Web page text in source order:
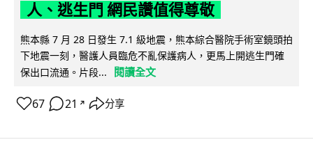
人、逃生門 網民讚值得尊敬
熊本縣 7 月 28 日發生 7.1 級地震，熊本綜合醫院手術室鏡頭拍
下地震一刻，醫護人員臨危不亂保護病人，更馬上開逃生門確
保出口流通。片段...
閱讀全文
67 21 ↗ 分享